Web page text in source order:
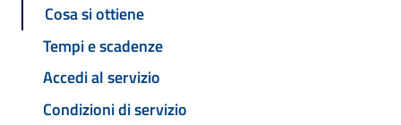
Cosa si ottiene
Tempi e scadenze
Accedi al servizio
Condizioni di servizio